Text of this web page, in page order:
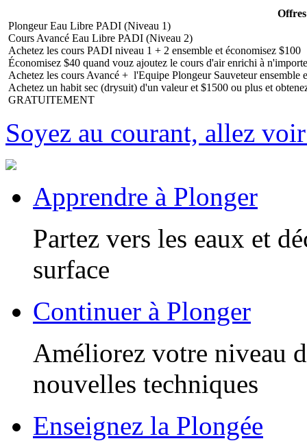
Plongeur Eau Libre PADI (Niveau 1)
Cours Avancé Eau Libre PADI (Niveau 2)
Achetez les cours PADI niveau 1 + 2 ensemble et économisez $100
Économisez $40 quand vouz ajoutez le cours d'air enrichi à
Achetez les cours Avancé + l'Equipe Plongeur Sauveteur ensemble
Achetez un habit sec (drysuit) d'un valeur et $1500 ou plus et
GRATUITEMENT
Soyez au courant, allez
Apprendre à Plonger
Partez vers les eaux et
surface
Continuer à Plonger
Améliorez votre niveau
nouvelles techniques
Enseignez la Plongée